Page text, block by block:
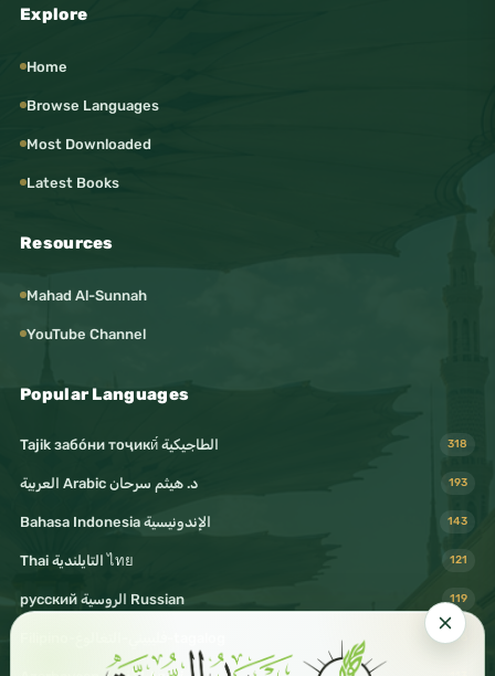
Explore
Home
Browse Languages
Most Downloaded
Latest Books
Resources
Mahad Al-Sunnah
YouTube Channel
Popular Languages
Tajik забо́ни тоҷикӣ́ الطاجيكية 318
د. هيثم سرحان Arabic العربية 193
Bahasa Indonesia الإندونيسية 143
Thai التايلندية ไทย 121
русский الروسية Russian 119
116